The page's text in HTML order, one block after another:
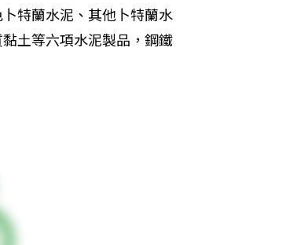
特蘭水泥、其他卜特蘭水
土等六項水泥製品，鋼鐵